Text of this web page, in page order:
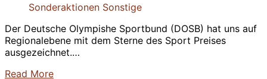
Sonderaktionen Sonstige
Der Deutsche Olympishe Sportbund (DOSB) hat uns auf
Regionalebene mit dem Sterne des Sport Preises
ausgezeichnet.…
Read More